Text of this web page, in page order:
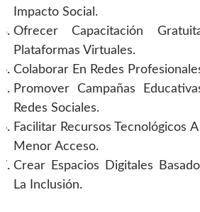
Impacto Social.
Ofrecer Capacitación
Plataformas Virtuales.
Colaborar En Redes
Promover Campañas
Redes Sociales.
Facilitar Recursos Tecnológicos
Menor Acceso.
Crear Espacios Digitales
La Inclusión.